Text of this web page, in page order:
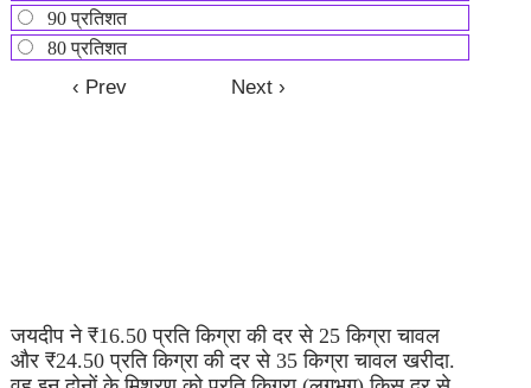
90 प्रतिशत
80 प्रतिशत
जयदीप ने ₹16.50 प्रति किग्रा की दर से 25 किग्रा चावल
और ₹24.50 प्रति किग्रा की दर से 35 किग्रा चावल खरीदा.